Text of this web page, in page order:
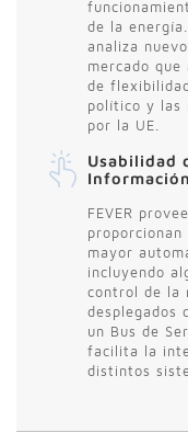
de la
analiza
mercado
de
político y las
por la UE.
Usabilidad
FEVER
mayor
incluyendo
control de la
desplegados
un Bus de
facilita la
distintos